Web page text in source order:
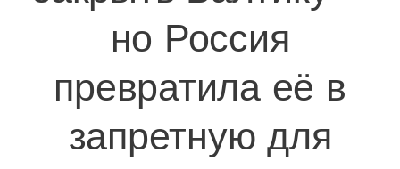
но Россия
превратила её в
запретную для